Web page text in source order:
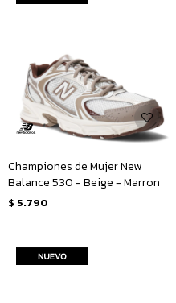
Championes de Mujer New
Balance 530 - Beige - Marron
$ 5.790